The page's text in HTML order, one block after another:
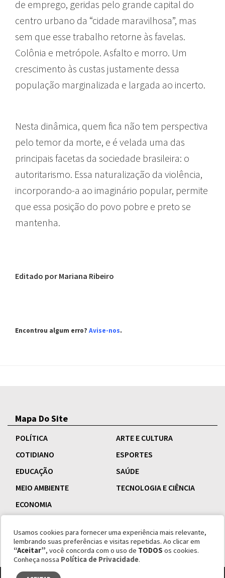
de emprego, geridas pelo grande capital do
centro urbano da “cidade maravilhosa”, mas
sem que esse trabalho retorne às favelas.
Colônia e metrópole. Asfalto e morro. Um
crescimento às custas justamente dessa
população marginalizada e largada ao incerto.
Nesta dinâmica, quem fica não tem perspectiva
pelo temor da morte, e é velada uma das
principais facetas da sociedade brasileira: o
autoritarismo. Essa naturalização da violência,
incorporando-a ao imaginário popular, permite
que essa posição do povo pobre e preto se
mantenha.
Editado por Mariana Ribeiro
Encontrou algum erro? Avise-nos.
Mapa Do Site
POLÍTICA
ARTE E CULTURA
COTIDIANO
ESPORTES
EDUCAÇÃO
SAÚDE
MEIO AMBIENTE
TECNOLOGIA E CIÊNCIA
ECONOMIA
Usamos cookies para fornecer uma experiência mais relevante,
lembrando suas preferências e visitas repetidas. Ao clicar em
“Aceitar”, você concorda com o uso de TODOS os cookies.
Conheça nossa Política de Privacidade.